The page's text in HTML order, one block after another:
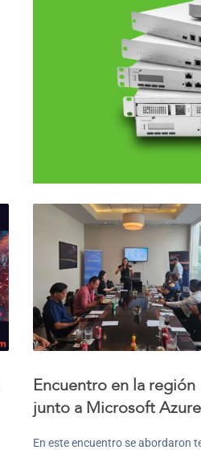
Encuentro en la región
junto a Microsoft Azure
En este encuentro se abordaron